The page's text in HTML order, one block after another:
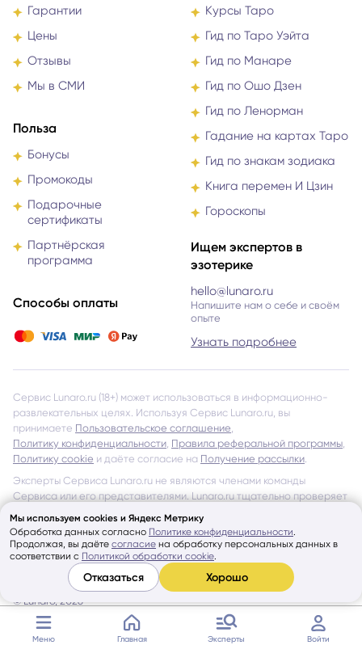
Меню Главная Эксперты Войти
Мы используем cookies и Яндекс Метрику
Обработка данных согласно Политике конфиденциальности.
Продолжая, вы даёте согласие на обработку персональных данных в
соответствии с Политикой обработки cookie.
Отказаться Хорошо
Гарантии
Цены
Отзывы
Мы в СМИ
Польза
Бонусы
Промокоды
Подарочные
сертификаты
Партнёрская
программа
Способы оплаты
Курсы Таро
Гид по Таро Уэйта
Гид по Манаре
Гид по Ошо Дзен
Гид по Ленорман
Гадание на картах Таро
Гид по знакам зодиака
Книга перемен И Цзин
Гороскопы
Ищем экспертов в
эзотерике
hello@lunaro.ru
Напишите нам о себе и своём
опыте
Узнать подробнее
Сервис Lunaro.ru (18+) может использоваться в информационно-
развлекательных целях. Используя Сервис Lunaro.ru, вы
принимаете Пользовательское соглашение
Политику конфиденциальности Правила реферальной программы
Политику cookie и даёте согласие на Получение рассылки
Эксперты Сервиса Lunaro.ru не являются членами команды
Сервиса или его представителями. Lunaro.ru тщательно проверяет
не несёт ответственности за обещания и утверждения, указанные
на страницах Экспертов и в отзывах других Пользователей
об Экспертах Сервиса.
Показать ещё
© Lunaro, 2026